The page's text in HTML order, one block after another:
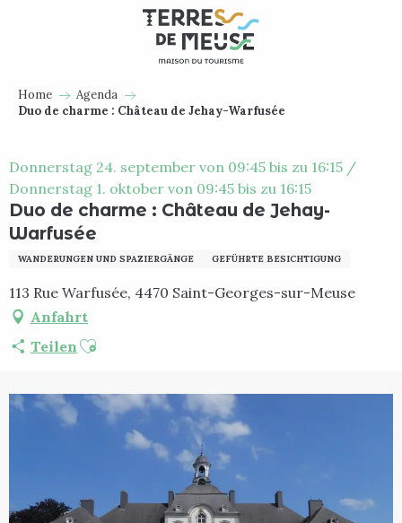
Home
Agenda
Duo de charme : Château de Jehay-Warfusée
Donnerstag 24. september von 09:45 bis zu 16:15 /
Donnerstag 1. oktober von 09:45 bis zu 16:15
Duo de charme : Château de Jehay-
Warfusée
WANDERUNGEN UND SPAZIERGÄNGE GEFÜHRTE BESICHTIGUNG
113 Rue Warfusée, 4470 Saint-Georges-sur-Meuse
Anfahrt
Teilen Ajouter aux favoris